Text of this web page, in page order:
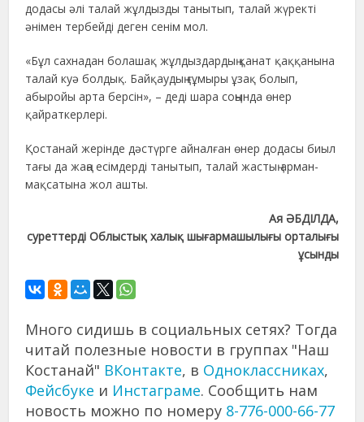
додасы әлі талай жұлдызды танытып, талай жүректі
әнімен тербейді деген сенім мол.
«Бұл сахнадан болашақ жұлдыздардың қанат қаққанына
талай куә болдық. Байқаудың ғұмыры ұзақ болып,
абыройы арта берсін», – деді шара соңында өнер
қайраткерлері.
Қостанай жерінде дәстүрге айналған өнер додасы биыл
тағы да жаңа есімдерді танытып, талай жастың арман-
мақсатына жол ашты.
Ая ӘБДІЛДА,
суреттерді Облыстық халық шығармашылығы орталығы
ұсынды
Много сидишь в социальных сетях? Тогда
читай полезные новости в группах "Наш
Костанай" ВКонтакте, в Одноклассниках,
Фейсбуке и Инстаграме. Сообщить нам
новость можно по номеру 8-776-000-66-77